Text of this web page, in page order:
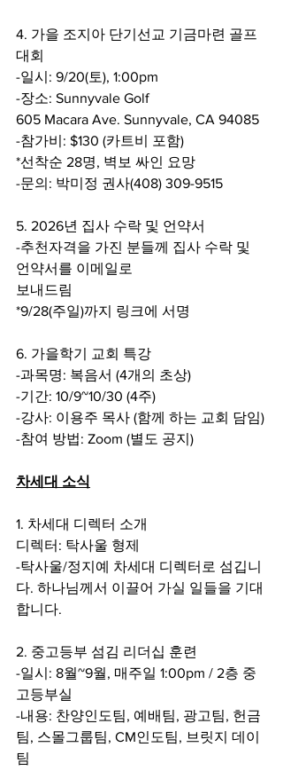
4. 가을 조지아 단기선교 기금마련 골프
대회
-일시: 9/20(토), 1:00pm
-장소: Sunnyvale Golf
605 Macara Ave. Sunnyvale, CA 94085
-참가비: $130 (카트비 포함)
*선착순 28명, 벽보 싸인 요망
-문의: 박미정 권사(408) 309-9515
5. 2026년 집사 수락 및 언약서
-추천자격을 가진 분들께 집사 수락 및
언약서를 이메일로
보내드림
*9/28(주일)까지 링크에 서명
6. 가을학기 교회 특강
-과목명: 복음서 (4개의 초상)
-기간: 10/9~10/30 (4주)
-강사: 이용주 목사 (함께 하는 교회 담임)
-참여 방법: Zoom (별도 공지)
차세대 소식
1. 차세대 디렉터 소개
디렉터: 탁사울 형제
-탁사울/정지예 차세대 디렉터로 섬깁니
다. 하나님께서 이끌어 가실 일들을 기대
합니다.
2. 중고등부 섬김 리더십 훈련
-일시: 8월~9월, 매주일 1:00pm / 2층 중
고등부실
-내용: 찬양인도팀, 예배팀, 광고팀, 헌금
팀, 스몰그룹팀, CM인도팀, 브릿지 데이
팀